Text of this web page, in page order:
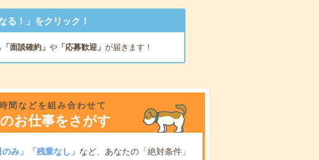
！」をクリック！
「面談確約」 や「応募歓迎」 が届きます！
間などを組み合わせて
お仕事をさがす
のみ」「残業なし」 など、あなたの「絶対条件」